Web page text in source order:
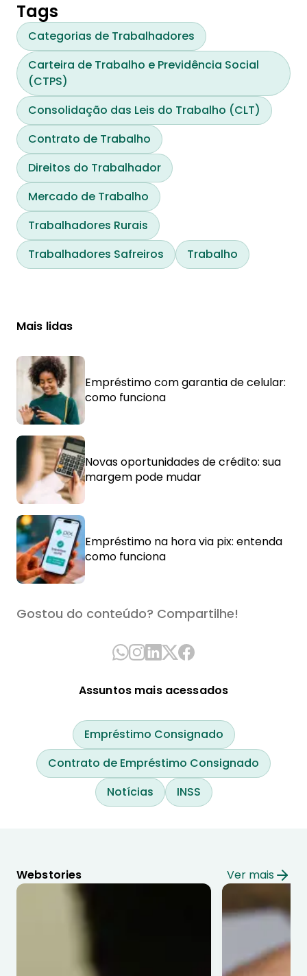
produktivitas, masalah kesehatan, dan
ketidakseimbangan kehidupan kerja.
Tags
Categorias de Trabalhadores
Carteira de Trabalho e Previdência Social
(CTPS)
Consolidação das Leis do Trabalho (CLT)
Contrato de Trabalho
Direitos do Trabalhador
Mercado de Trabalho
Trabalhadores Rurais
Trabalhadores Safreiros
Trabalho
Mais lidas
Empréstimo com garantia de celular:
como funciona
Novas oportunidades de crédito: sua
margem pode mudar
Empréstimo na hora via pix: entenda
como funciona
Gostou do conteúdo? Compartilhe!
Assuntos mais acessados
Empréstimo Consignado
Contrato de Empréstimo Consignado
Notícias
INSS
Webstories Ver mais